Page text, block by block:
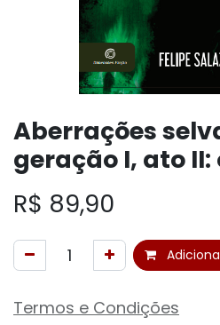
Aberrações
geração I, ato II:
R$ 89,90
Termos e Condições